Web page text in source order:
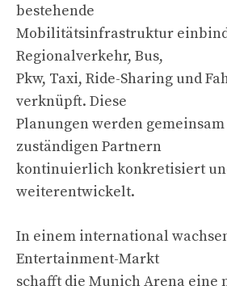
bestehende
Mobilitätsinfrastruktur
Regionalverkehr, Bus,
Pkw, Taxi, Ride-Sharing und
verknüpft. Diese
Planungen werden
zuständigen Partnern
kontinuierlich konkretisiert
weiterentwickelt.
In einem international
Entertainment-Markt
schafft die Munich Arena eine